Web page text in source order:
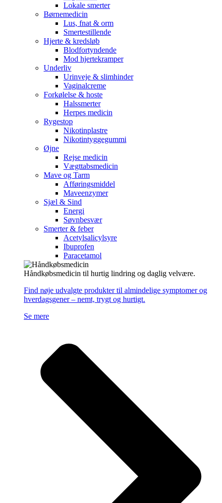
Lokale smerter
Børnemedicin
Lus, fnat & orm
Smertestillende
Hjerte & kredsløb
Blodfortyndende
Mod hjertekramper
Underliv
Urinveje & slimhinder
Vaginalcreme
Forkølelse & hoste
Halssmerter
Herpes medicin
Rygestop
Nikotinplastre
Nikotintyggegummi
Øjne
Rejse medicin
Vægttabsmedicin
Mave og Tarm
Afføringsmiddel
Maveenzymer
Sjæl & Sind
Energi
Søvnbesvær
Smerter & feber
Acetylsalicylsyre
Ibuprofen
Paracetamol
Håndkøbsmedicin til hurtig lindring og daglig velvære.
Find nøje udvalgte produkter til almindelige symptomer og
hverdagsgener – nemt, trygt og hurtigt.
Se mere